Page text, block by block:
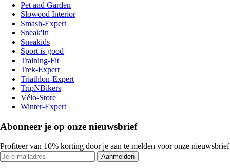
Pet and Garden
Slowood Interior
Smash-Expert
Sneak'In
Sneakids
Sport is good
Training-Fit
Trek-Expert
Triathlon-Expert
TripNBikers
Vélo-Store
Winter-Expert
Abonneer je op onze nieuwsbrief
Profiteer van 10% korting door je aan te melden voor onze nieuwsbrief
Aanmelden